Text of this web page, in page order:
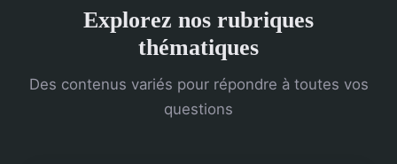
Explorez nos rubriques
thématiques
Des contenus variés pour répondre à toutes vos
questions